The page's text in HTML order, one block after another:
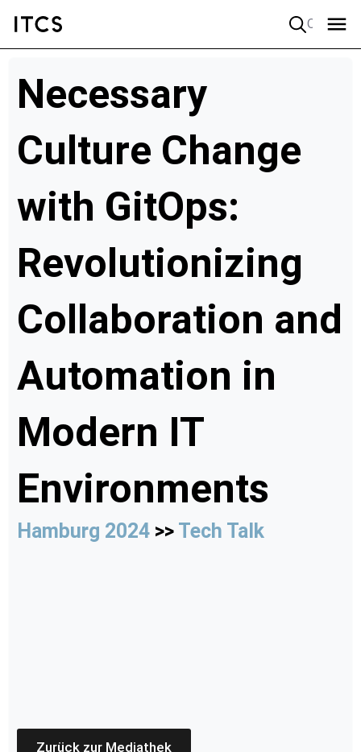
Necessary
Culture Change
with GitOps:
Revolutionizing
Collaboration and
Automation in
Modern IT
Environments
Hamburg 2024 >> Tech Talk
Zurück zur Mediathek